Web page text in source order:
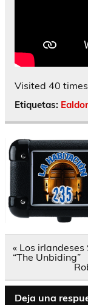
Visited 40
Etiquetas:
Navegación
de
« Los
“The Unbiding”
Deja una